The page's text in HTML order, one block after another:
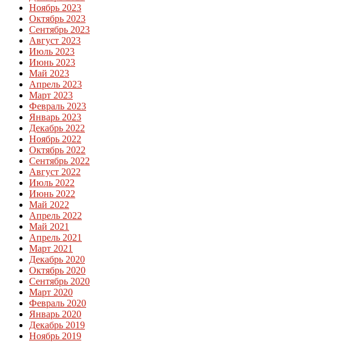
Ноябрь 2023
Октябрь 2023
Сентябрь 2023
Август 2023
Июль 2023
Июнь 2023
Май 2023
Апрель 2023
Март 2023
Февраль 2023
Январь 2023
Декабрь 2022
Ноябрь 2022
Октябрь 2022
Сентябрь 2022
Август 2022
Июль 2022
Июнь 2022
Май 2022
Апрель 2022
Май 2021
Апрель 2021
Март 2021
Декабрь 2020
Октябрь 2020
Сентябрь 2020
Март 2020
Февраль 2020
Январь 2020
Декабрь 2019
Ноябрь 2019